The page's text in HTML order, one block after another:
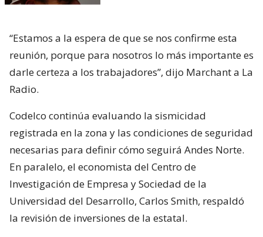
“Estamos a la espera de que se nos confirme esta
reunión, porque para nosotros lo más importante es
darle certeza a los trabajadores”, dijo Marchant a La
Radio.
Codelco continúa evaluando la sismicidad
registrada en la zona y las condiciones de seguridad
necesarias para definir cómo seguirá Andes Norte.
En paralelo, el economista del Centro de
Investigación de Empresa y Sociedad de la
Universidad del Desarrollo, Carlos Smith, respaldó
la revisión de inversiones de la estatal.